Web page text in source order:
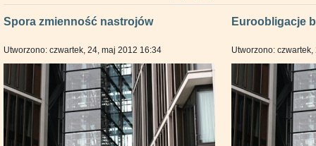
Spora zmienność nastrojów
Utworzono: czwartek, 24, maj 2012 16:34
Euroobligacje
Utworzono: